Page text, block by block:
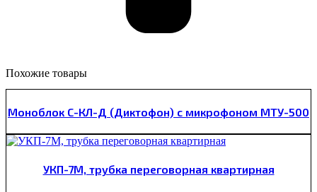
Похожие товары
Моноблок С-КЛ-Д (Диктофон) с микрофоном МТУ-500
УКП-7М, трубка переговорная квартирная